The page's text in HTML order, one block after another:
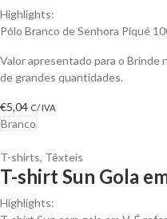
Highlights:
Pólo Branco de Senhora Piqué
Valor apresentado para o Brinde
de grandes quantidades.
€5,04 C/ IVA
Branco
T-shirts, Têxteis
T-shirt Sun Gola
Highlights: